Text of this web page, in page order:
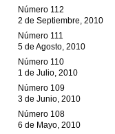
Número 112
2 de Septiembre, 2010
Número 111
5 de Agosto, 2010
Número 110
1 de Julio, 2010
Número 109
3 de Junio, 2010
Número 108
6 de Mayo, 2010